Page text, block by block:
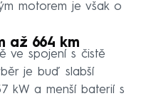
motorem je však o
až 664 km
ve spojení s čistě
je buď slabší
kW a menší baterií s